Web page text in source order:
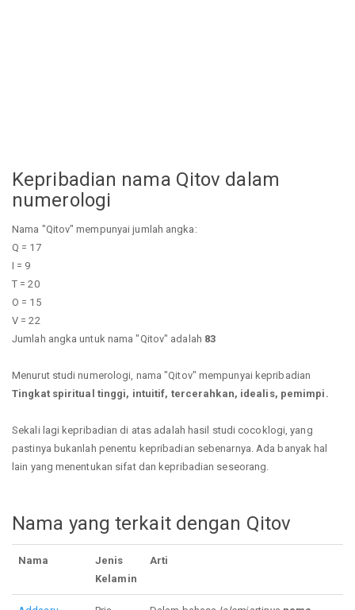
Kepribadian nama Qitov dalam
numerologi
Nama "Qitov" mempunyai jumlah angka:
Q = 17
I = 9
T = 20
O = 15
V = 22
Jumlah angka untuk nama "Qitov" adalah 83
Menurut studi numerologi, nama "Qitov" mempunyai kepribadian
Tingkat spiritual tinggi, intuitif, tercerahkan, idealis, pemimpi.
Sekali lagi kepribadian di atas adalah hasil studi cocoklogi, yang
pastinya bukanlah penentu kepribadian sebenarnya. Ada banyak hal
lain yang menentukan sifat dan kepribadian seseorang.
Nama yang terkait dengan Qitov
Nama
Jenis
Kelamin
Arti